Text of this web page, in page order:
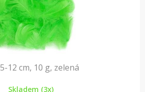
12 cm, 10 g, zelená
Skladem (3x)